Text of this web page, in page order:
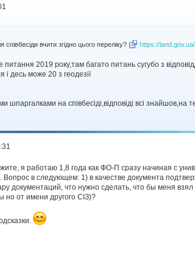
вчити згідно цього переліку? https://
питання 2019 року,там багато питань сугубо з
десь може 20 з геодезії
шпаргалками на співбесіді,відповіді всі
я работаю 1,8 года как ФО-П сразу начиная с
в следующем: 1) в качестве документа
документаций, что нужно сделать, что бы меня
но от имени другого СІЗ)?